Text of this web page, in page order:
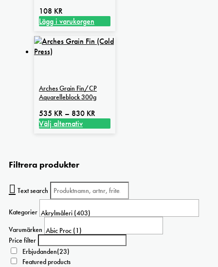
108 KR
Lägg i varukorgen
Arches Grain Fin/CP
Aquarelleblock 300g
535 KR – 830 KR
Välj alternativ
har
varianter.
De
alternativen
kan
väljas
på
produktsidan
Filtrera produkter
Text search
Kategorier
Varumärken
Price filter
Erbjudanden(23)
Featured products